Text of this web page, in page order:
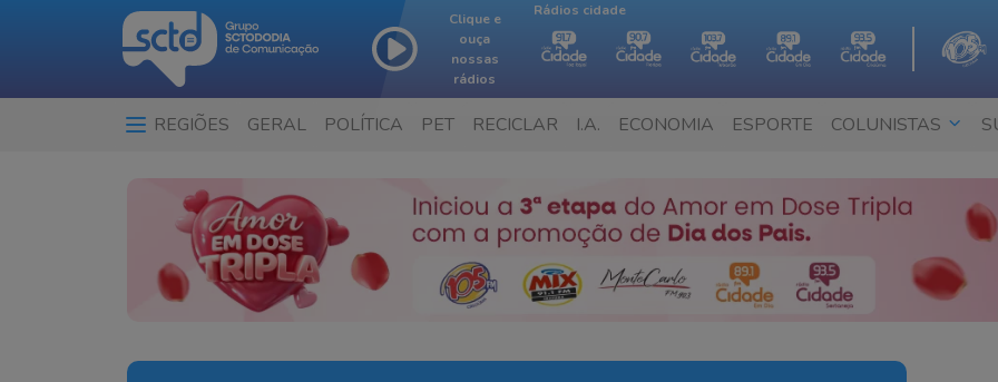
Clique e
ouça
nossas
rádios
Rádios cidade
REGIÕES GERAL POLÍTICA PET RECICLAR I.A. ECONOMIA ESPORTE COLUNISTAS